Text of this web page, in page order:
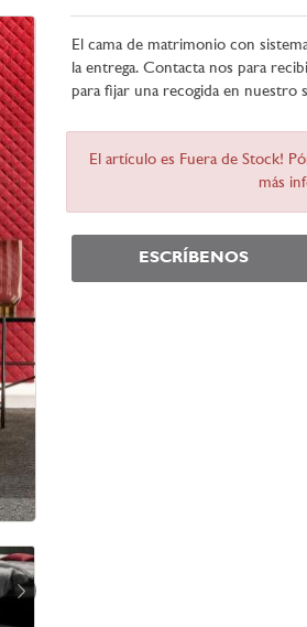
El cama de matrimonio con
la entrega. Contacta nos para
para fijar una recogida en nuestro
El artículo es Fuera de Stock!
más
ESCRÍBENOS